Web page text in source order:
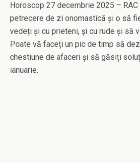
Horoscop 27 decembrie 2025 –
petrecere de zi onomastică și o să
vedeți și cu prieteni, și cu rude și să
Poate vă faceți un pic de timp să
chestiune de afaceri și să găsiți
ianuarie.